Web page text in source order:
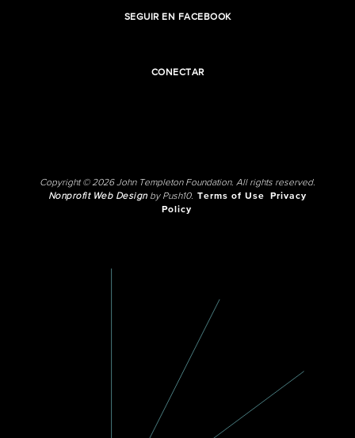
SEGUIR EN FACEBOOK
CONECTAR
Copyright © 2026 John Templeton Foundation. All rights reserved.
Nonprofit Web Designby Push10. Terms of Use
Privacy
Policy